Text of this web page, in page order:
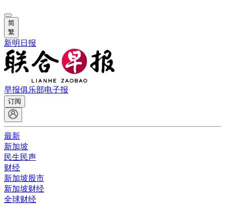
简
繁
新明日报
早报俱乐部电子报
订阅
最新
新加坡
民生民声
财经
新加坡股市
新加坡财经
全球财经